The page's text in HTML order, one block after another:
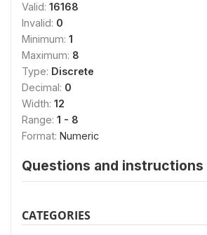
Valid: 16168
Invalid: 0
Minimum: 1
Maximum: 8
Type: Discrete
Decimal: 0
Width: 12
Range: 1 - 8
Format: Numeric
Questions and instructions
CATEGORIES